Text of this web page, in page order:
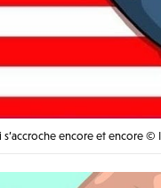
encore et encore ©